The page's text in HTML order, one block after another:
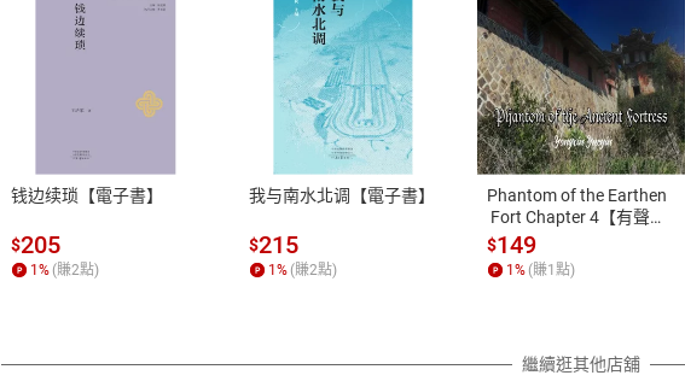
付款方式
ATM轉帳、信用卡、LINE PAY、AFTEE
退換貨規範
本店是否提供消費者保護法七日
之權利，遽消費者保護法及通訊
除權合理例外情事適用準則，
質各有不同規定。詳細退換貨
照各商品說明。
钱边续琐【電子書】
$205
1 % (賺2點)
我与南水北调【電子書】
$215
1 % (賺2點)
Phantom of the Earthen
Fort Chapter 4【有聲
書】
$149
1 % (賺1 點)
繼續逛其他店舖